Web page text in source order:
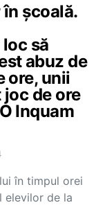
școală.
să
abuz de
ore, unii
de ore
Inquam
în timpul orei
elevilor de la